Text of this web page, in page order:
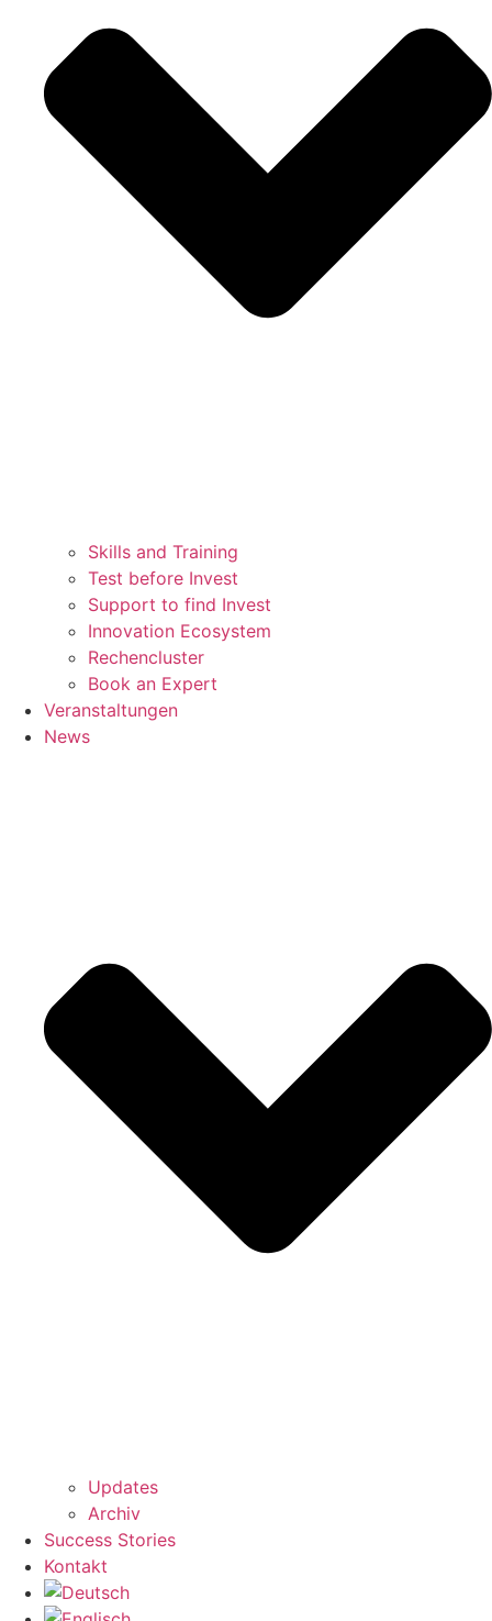
Skills and Training
Test before Invest
Support to find Invest
Innovation Ecosystem
Rechencluster​
Book an Expert
Veranstaltungen
News
Updates
Archiv
Success Stories
Kontakt